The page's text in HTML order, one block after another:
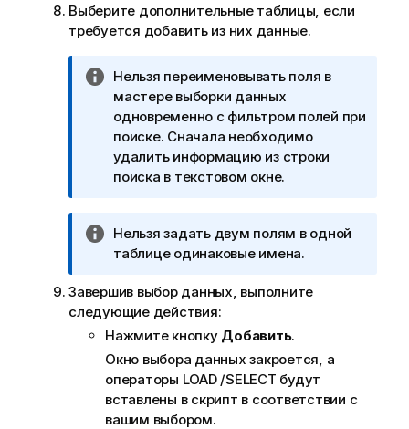
н
и
к
п
о
д
с
к
к
е
Выберите дополнительные таблицы, если
требуется добавить из них данные.
П
р
и
м
е
ч
и
е
и
н
ф
о
р
м
а
Нельзя переименовывать поля в
мастере выборки данных
одновременно с фильтром полей при
поиске. Сначала необходимо
удалить информацию из строки
поиска в текстовом окне.
П
р
м
е
ч
а
н
и
е
Нельзя задать двум полям в одной
таблице одинаковые имена.
Завершив выбор данных, выполните
следующие действия:
Нажмите кнопку Добавить.
Окно выбора данных закроется, а
операторы LOAD/SELECT будут
вставлены в скрипт в соответствии с
вашим выбором.